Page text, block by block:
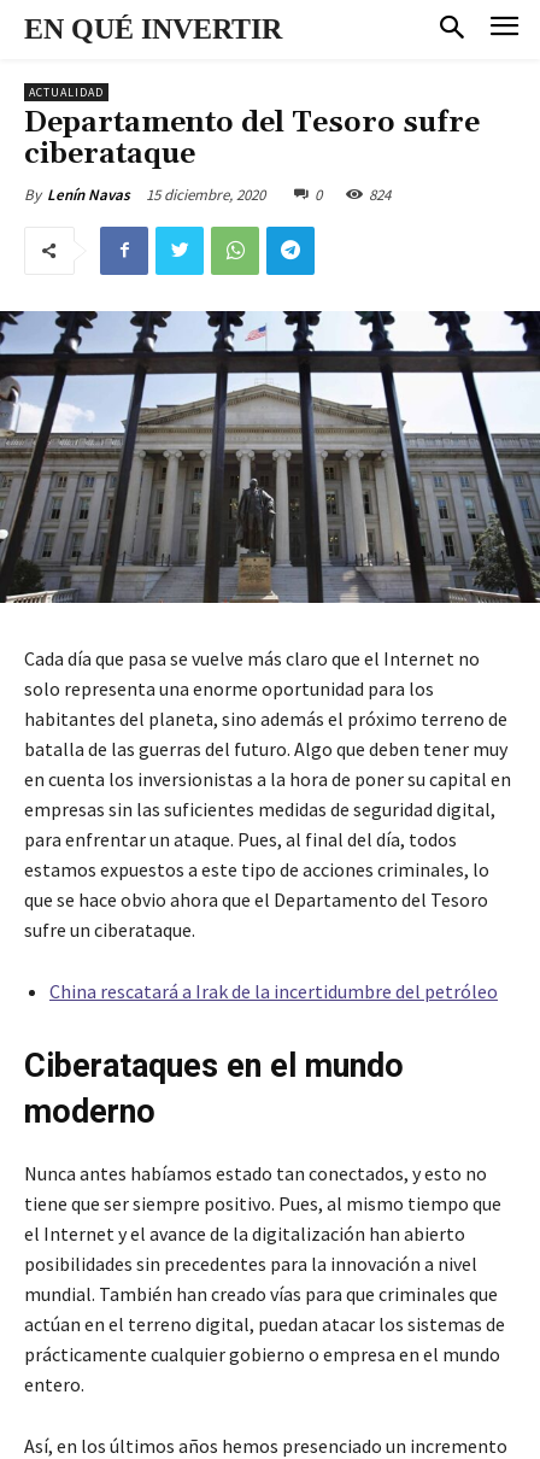
EN QUÉ INVERTIR
ACTUALIDAD
Departamento del Tesoro sufre
ciberataque
By Lenín Navas 15 diciembre, 2020 0 824
Cada día que pasa se vuelve más claro que el Internet no
solo representa una enorme oportunidad para los
habitantes del planeta, sino además el próximo terreno de
batalla de las guerras del futuro. Algo que deben tener muy
en cuenta los inversionistas a la hora de poner su capital en
empresas sin las suficientes medidas de seguridad digital,
para enfrentar un ataque. Pues, al final del día, todos
estamos expuestos a este tipo de acciones criminales, lo
que se hace obvio ahora que el Departamento del Tesoro
sufre un ciberataque.
China rescatará a Irak de la incertidumbre del petróleo
Ciberataques en el mundo
moderno
Nunca antes habíamos estado tan conectados, y esto no
tiene que ser siempre positivo. Pues, al mismo tiempo que
el Internet y el avance de la digitalización han abierto
posibilidades sin precedentes para la innovación a nivel
mundial. También han creado vías para que criminales que
actúan en el terreno digital, puedan atacar los sistemas de
prácticamente cualquier gobierno o empresa en el mundo
entero.
Así, en los últimos años hemos presenciado un incremento